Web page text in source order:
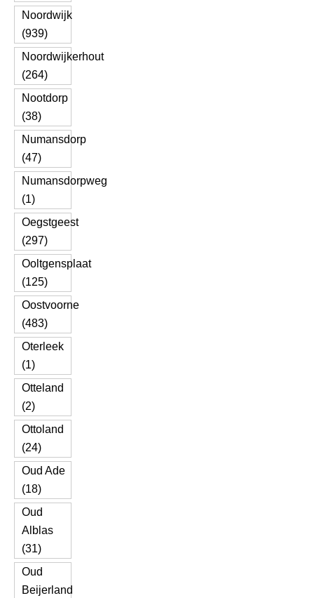
Noordwijk
(939)
Noordwijkerhout
(264)
Nootdorp
(38)
Numansdorp
(47)
Numansdorpweg
(1)
Oegstgeest
(297)
Ooltgensplaat
(125)
Oostvoorne
(483)
Oterleek
(1)
Otteland
(2)
Ottoland
(24)
Oud Ade
(18)
Oud
Alblas
(31)
Oud
Beijerland